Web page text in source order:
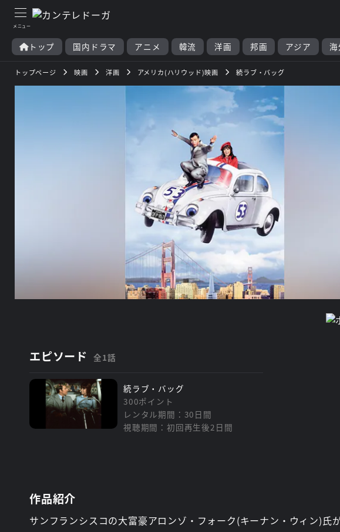
トップ 国内ドラマ アニメ 韓流 洋画 邦画 アジア 海
トップページ 映画 洋画 アメリカ(ハリウッド)映画 続ラブ・バッグ
エピソード 全1話
続ラブ・バッグ
300ポイント
レンタル期間：30日間
視聴期間：初回再生後2日間
作品紹介
サンフランシスコの大富豪アロンゾ・フォーク(キーナン・ウィン)氏